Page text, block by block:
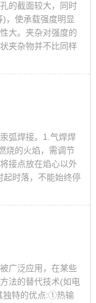
的截面较大，同时
，使承载强度明显
大。夹杂对强度的
夹杂物并不比同样
弧焊接。1.气焊焊
烧的火焰，需调节
接点放在焰心以外
起时落，不能始终停
广泛应用，在某些
法的替代技术(如电
独特的优点:①热输